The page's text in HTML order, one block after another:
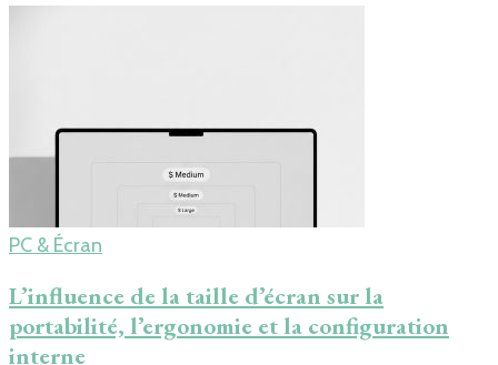
PC & Écran
L’influence de la taille d’écran sur la
portabilité, l’ergonomie et la configuration
interne